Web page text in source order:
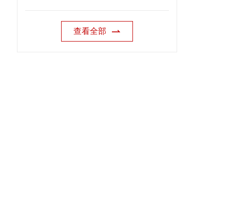
查看全部